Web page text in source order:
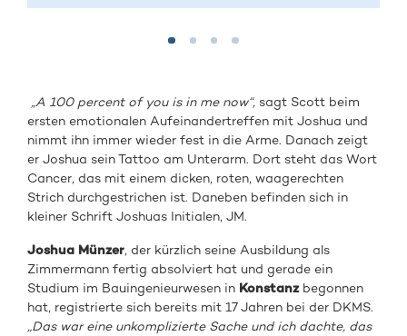
„A 100 percent of you is in me now“, sagt Scott beim
ersten emotionalen Aufeinandertreffen mit Joshua und
nimmt ihn immer wieder fest in die Arme. Danach zeigt
er Joshua sein Tattoo am Unterarm. Dort steht das Wort
Cancer, das mit einem dicken, roten, waagerechten
Strich durchgestrichen ist. Daneben befinden sich in
kleiner Schrift Joshuas Initialen, JM.
Joshua Münzer, der kürzlich seine Ausbildung als
Zimmermann fertig absolviert hat und gerade ein
Studium im Bauingenieurwesen in Konstanzbegonnen
hat, registrierte sich bereits mit 17 Jahren bei der DKMS.
„Das war eine unkomplizierte Sache und ich dachte, das